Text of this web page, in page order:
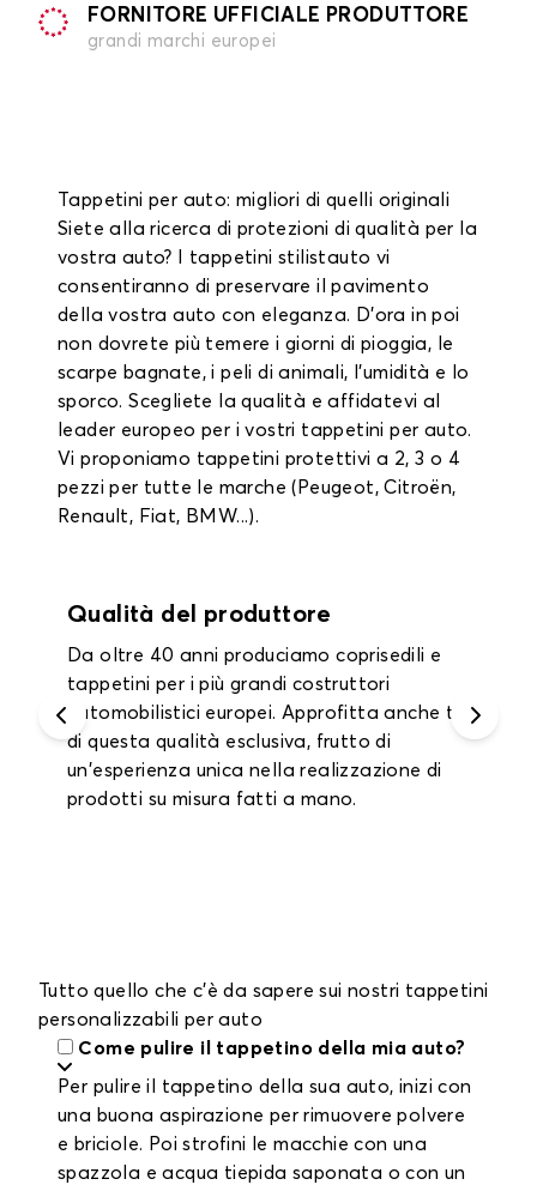
FORNITORE UFFICIALE PRODUTTORE
grandi marchi europei
Tappetini per auto: migliori di quelli originali
Siete alla ricerca di protezioni di qualità per la
vostra auto? I tappetini stilistauto vi
consentiranno di preservare il pavimento
della vostra auto con eleganza. D'ora in poi
non dovrete più temere i giorni di pioggia, le
scarpe bagnate, i peli di animali, l'umidità e lo
sporco. Scegliete la qualità e affidatevi al
leader europeo per i vostri tappetini per auto.
Vi proponiamo tappetini protettivi a 2, 3 o 4
pezzi per tutte le marche (Peugeot, Citroën,
Renault, Fiat, BMW...).
Garanzia fino a 2 anni
Approfitta di una garanzia di un anno su
tutti i tappetini interni e i tappetini per il
bagagliaio e fino a 2 anni sui coprisedili.
Tutto quello che c'è da sapere sui nostri tappetini
personalizzabili per auto
Come pulire il tappetino della mia auto?
Per pulire il tappetino della sua auto, inizi con
una buona aspirazione per rimuovere polvere
e briciole. Poi strofini le macchie con una
spazzola e acqua tiepida saponata o con un